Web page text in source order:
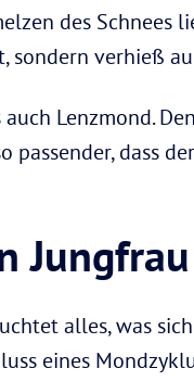
des Schnees
sondern verhieß
auch Lenzmond.
dass
Jungfrau
alles, was
eines